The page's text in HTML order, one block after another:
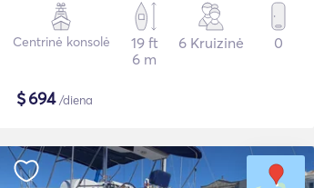
Centrinė konsolė
19 ft
6 m
6 Kruizinė 0
$694/diena